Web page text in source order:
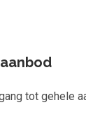
tot gehele